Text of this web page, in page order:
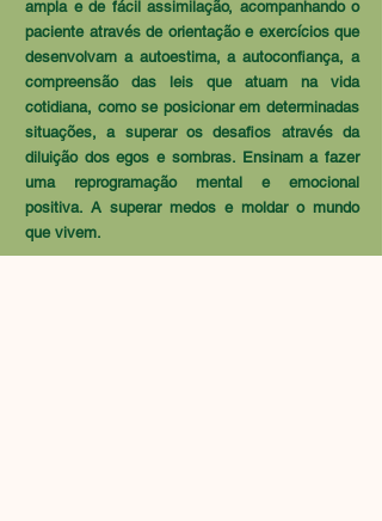
ampla e de fácil assimilação, acompanhando o
paciente através de orientação e exercícios que
desenvolvam a autoestima, a autoconfiança, a
compreensão das leis que atuam na vida
cotidiana, como se posicionar em determinadas
situações, a superar os desafios através da
diluição dos egos e sombras. Ensinam a fazer
uma reprogramação mental e emocional
positiva. A superar medos e moldar o mundo
que vivem.